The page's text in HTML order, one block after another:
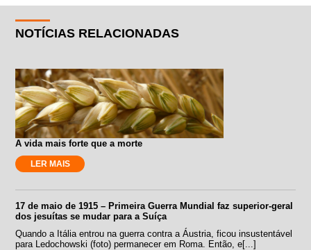
NOTÍCIAS RELACIONADAS
A vida mais forte que a morte
LER MAIS
17 de maio de 1915 – Primeira Guerra Mundial faz superior-geral
dos jesuítas se mudar para a Suíça
Quando a Itália entrou na guerra contra a Áustria, ficou insustentável
para Ledochowski (foto) permanecer em Roma. Então, e[...]